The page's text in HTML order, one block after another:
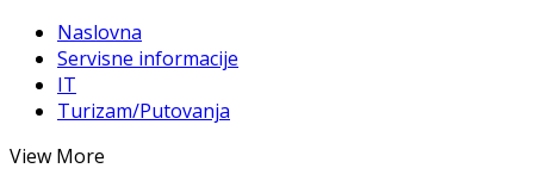
Naslovna
Servisne informacije
IT
Turizam/Putovanja
View More